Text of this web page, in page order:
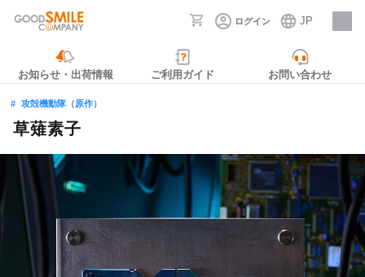
ログイン JP
採用情報
お知らせ・出荷情報 ご利用ガイド お問い合わせ
攻殻機動隊（原作）
草薙素子